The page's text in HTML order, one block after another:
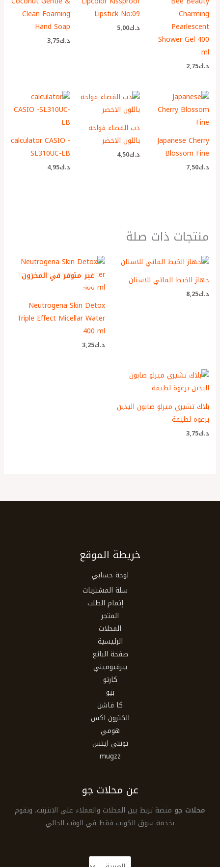
Charming
Pearlescent
Shower Gel 400
ml
د.ك2٫75
Lipstick No:09
د.ك5٫00
Clean Foaming
Hand Soap
د.ك3٫75
Japanese Cherry
Blossom Fine
د.ك7٫50
دب الفضاء فواحة
باللون الاخضر
د.ك4٫50
calculator CASIO -
SL310UC-LB
د.ك4٫95
منتجات ذات صلة
جهاز الخيط المائي للاسنان
د.ك8٫25
غير متوفر في المخزون
Neutrogena Skin Detox
Triple Effect Micellar Water
400 ml
د.ك3٫25
بلاك تشيري ميرلو صابون اليدين
برغوة لطيفة
د.ك3٫75
خريطة الموقع
لوحة حسابي
سلة المشتريات
إتمام الطلب
المتجر
المحلات
الرئيسية
صفحة البائع
بيرفيوميني
كارتو
بيو
كا فاشن
الكترون اكس
هومي
تونتي ايتس
mugzz
عن محلات جو
محلات جو منصة تربط بين المحلات والعملاء على الانترنت، ونقوم
بخدمة سوق الكويت فقط في الوقت الحالي